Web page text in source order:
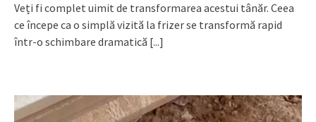
Veți fi complet uimit de transformarea acestui tânăr. Ceea
ce începe ca o simplă vizită la frizer se transformă rapid
într-o schimbare dramatică [...]